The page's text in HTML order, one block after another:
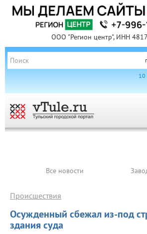
ООО "Регион центр", ИНН
10
Все новости
Осужденный сбежал из-под
здания суда
Происшествия